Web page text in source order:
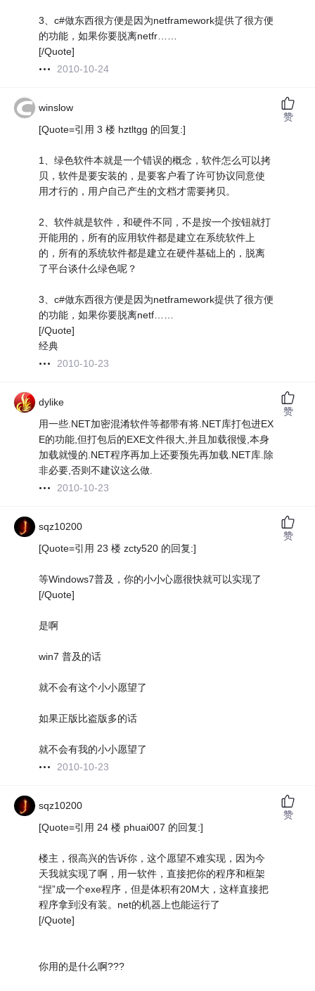
3、c#做东西很方便是因为netframework提供了很方便
的功能，如果你要脱离netfr……
[/Quote]
2010-10-24
winslow
[Quote=引用 3 楼 hztltgg 的回复:]
1、绿色软件本就是一个错误的概念，软件怎么可以拷
贝，软件是要安装的，是要客户看了许可协议同意使
用才行的，用户自己产生的文档才需要拷贝。
2、软件就是软件，和硬件不同，不是按一个按钮就打
开能用的，所有的应用软件都是建立在系统软件上
的，所有的系统软件都是建立在硬件基础上的，脱离
了平台谈什么绿色呢？
3、c#做东西很方便是因为netframework提供了很方便
的功能，如果你要脱离netf……
[/Quote]
经典
2010-10-23
赞
dylike
用一些.NET加密混淆软件等都带有将.NET库打包进EX
E的功能,但打包后的EXE文件很大,并且加载很慢,本身
加载就慢的.NET程序再加上还要预先再加载.NET库.除
非必要,否则不建议这么做.
2010-10-23
赞
sqz10200
[Quote=引用 23 楼 zcty520 的回复:]
等Windows7普及，你的小小心愿很快就可以实现了
[/Quote]
是啊
win7 普及的话
就不会有这个小小愿望了
如果正版比盗版多的话
就不会有我的小小愿望了
2010-10-23
赞
sqz10200
[Quote=引用 24 楼 phuai007 的回复:]
楼主，很高兴的告诉你，这个愿望不难实现，因为今
天我就实现了啊，用一软件，直接把你的程序和框架
“捏”成一个exe程序，但是体积有20M大，这样直接把
程序拿到没有装。net的机器上也能运行了
[/Quote]
你用的是什么啊???
赞